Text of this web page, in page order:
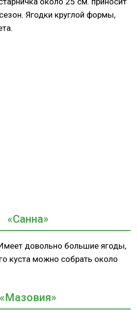
Ягодки круглой формы,
«Санна»
довольно большие ягоды,
куста можно собрать около
«Мазовия»